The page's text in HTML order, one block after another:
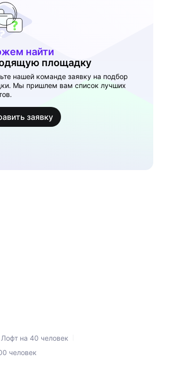
найти
площадку
нашей команде заявку на подбор
Мы пришлем вам список лучших
заявку
Лофт на 40 человек
человек